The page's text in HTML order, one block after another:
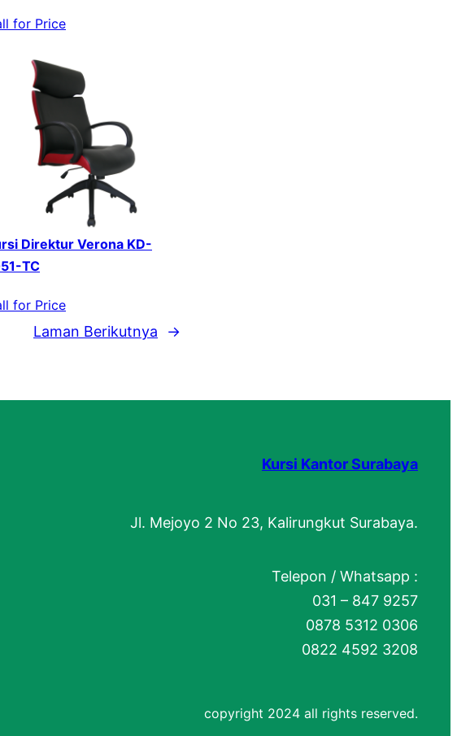
for Price
Direktur Verona KD-
TC
for Price
Laman Berikutnya →
Kursi Kantor Surabaya
Jl. Mejoyo 2 No 23, Kalirungkut Surabaya.
Telepon / Whatsapp :
031 – 847 9257
0878 5312 0306
0822 4592 3208
copyright 2024 all rights reserved.